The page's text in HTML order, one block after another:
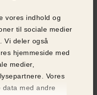
vores indhold og
til sociale medier
Vi deler også
hjemmeside med
medier,
Vores
med andre